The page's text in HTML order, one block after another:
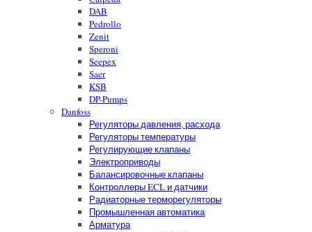
DAB
Pedrollo
Zenit
Speroni
Seepex
Saer
KSB
DP-Pumps
Danfoss
Регуляторы давления, расхода
Регуляторы температуры
Регулирующие клапаны
Электроприводы
Балансировочные клапаны
Контроллеры ECL и датчики
Радиаторные терморегуляторы
Промышленная автоматика
Арматура